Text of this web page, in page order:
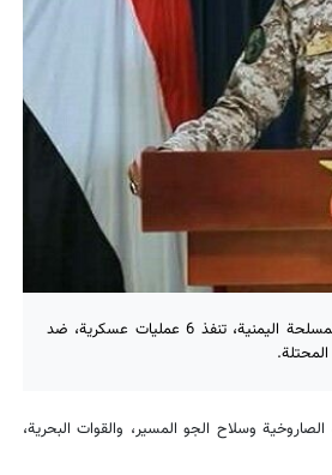
القوة البحرية والقوة الصاروخية وسلاح الجو المسير، في القوات المسلحة اليمنية، تنفذ 6 عمليات عسكرية، ضد
وسلاح الجو المسير، والقوات البحرية،